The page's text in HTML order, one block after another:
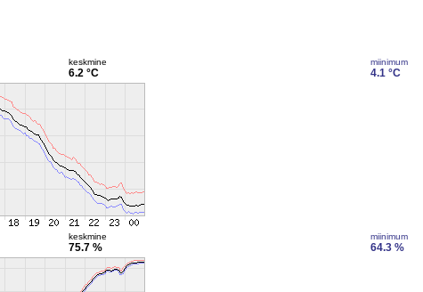
keskmine
6.2 °C
miinimum
4.1 °C
keskmine
75.7 %
miinimum
64.3 %